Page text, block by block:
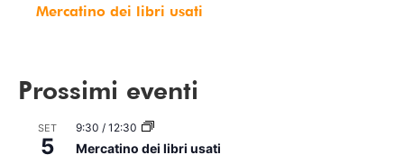
Mercatino dei libri usati
Prossimi eventi
SET
5
9:30 / 12:30
Mercatino dei libri usati